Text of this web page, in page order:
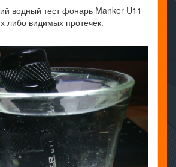
водный тест фонарь Manker U11
либо видимых протечек.